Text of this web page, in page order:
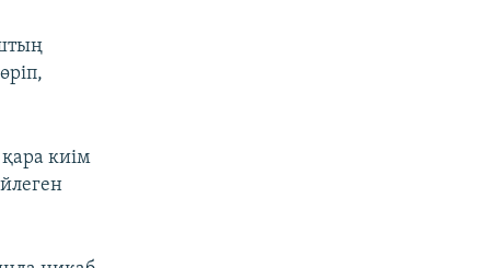
киім